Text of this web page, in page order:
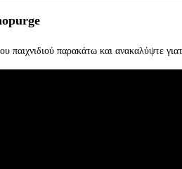
παρακάτω και ανακαλύψτε